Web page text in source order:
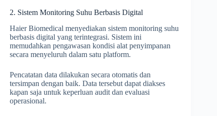
2. Sistem Monitoring Suhu Berbasis Digital
Haier Biomedical menyediakan sistem monitoring suhu
berbasis digital yang terintegrasi. Sistem ini
memudahkan pengawasan kondisi alat penyimpanan
secara menyeluruh dalam satu platform.
Pencatatan data dilakukan secara otomatis dan
tersimpan dengan baik. Data tersebut dapat diakses
kapan saja untuk keperluan audit dan evaluasi
operasional.